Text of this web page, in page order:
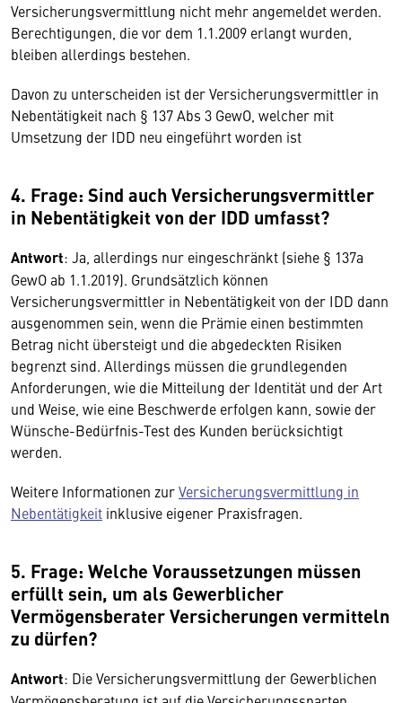
Versicherungsvermittlung nicht mehr angemeldet werden.
Berechtigungen, die vor dem 1.1.2009 erlangt wurden,
bleiben allerdings bestehen.
Davon zu unterscheiden ist der Versicherungsvermittler in
Nebentätigkeit nach § 137 Abs 3 GewO, welcher mit
Umsetzung der IDD neu eingeführt worden ist
4. Frage: Sind auch Versicherungsvermittler
in Nebentätigkeit von der IDD umfasst?
Antwort: Ja, allerdings nur eingeschränkt (siehe § 137a
GewO ab 1.1.2019). Grundsätzlich können
Versicherungsvermittler in Nebentätigkeit von der IDD dann
ausgenommen sein, wenn die Prämie einen bestimmten
Betrag nicht übersteigt und die abgedeckten Risiken
begrenzt sind. Allerdings müssen die grundlegenden
Anforderungen, wie die Mitteilung der Identität und der Art
und Weise, wie eine Beschwerde erfolgen kann, sowie der
Wünsche-Bedürfnis-Test des Kunden berücksichtigt
werden.
Weitere Informationen zurVersicherungsvermittlung in
Nebentätigkeit inklusive eigener Praxisfragen.
5. Frage: Welche Voraussetzungen müssen
erfüllt sein, um als Gewerblicher
Vermögensberater Versicherungen vermitteln
zu dürfen?
Antwort: Die Versicherungsvermittlung der Gewerblichen